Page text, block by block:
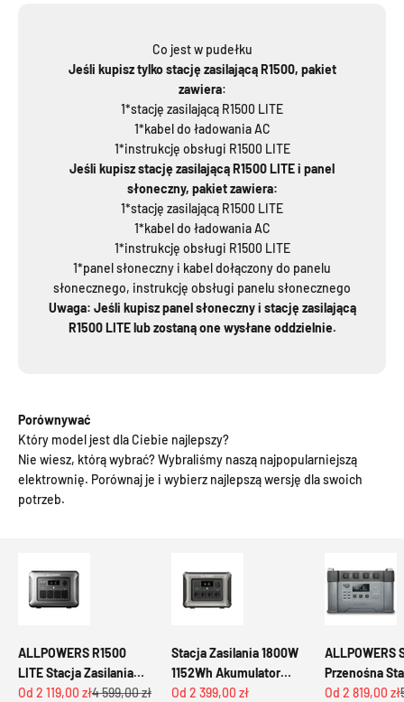
Co jest w pudełku
Jeśli kupisz tylko stację zasilającą R1500, pakiet
zawiera:
1*stację zasilającą R1500 LITE
1*kabel do ładowania AC
1*instrukcję obsługi R1500 LITE
Jeśli kupisz stację zasilającą R1500 LITE i panel
słoneczny, pakiet zawiera:
1*stację zasilającą R1500 LITE
1*kabel do ładowania AC
1*instrukcję obsługi R1500 LITE
1*panel słoneczny i kabel dołączony do panelu
słonecznego, instrukcję obsługi panelu słonecznego
Uwaga: Jeśli kupisz panel słoneczny i stację zasilającą
R1500 LITE lub zostaną one wysłane oddzielnie.
Porównywać
Który model jest dla Ciebie najlepszy?
Nie wiesz, którą wybrać? Wybraliśmy naszą najpopularniejszą
elektrownię. Porównaj je i wybierz najlepszą wersję dla swoich
potrzeb.
ALLPOWERS R1500
LITE Stacja Zasilania
1600W 1056Wh
Cena promocyjna
Od 2 119,00 złCena regularna
4 599,00 zł
Stacja Zasilania 1800W
1152Wh Akumulator
LiFePO4 ALLPOWERS
Cena promocyjna
Od 2 399,00 zł
ALLPOWERS
Przenośna
Zasilania
Cena
Od 2 819,00 zł